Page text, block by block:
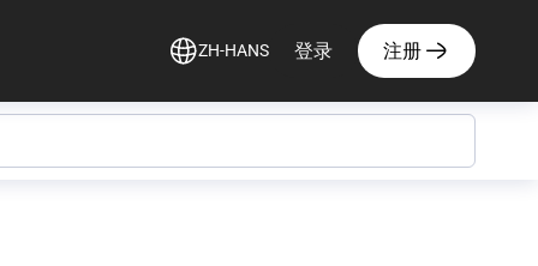
ZH-HANS 登录 注册